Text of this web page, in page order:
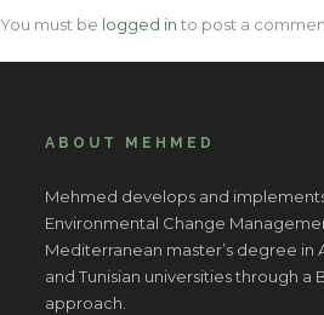
You must be logged in to post a
ABOUT MEHMED
Mehmed develops and
Environmental Change
Mediterranean master’s degree in
and Tunisian universities through
approach.